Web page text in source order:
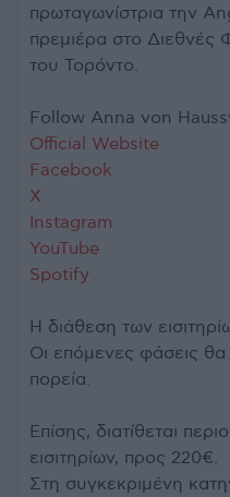
πρωταγωνίστρια την
πρεμιέρα στο Διεθνές
του Τορόντο.
Follow Anna von
Official Website
Facebook
X
Instagram
YouTube
Spotify
Η διάθεση των
Οι επόμενες φάσεις
πορεία.
Επίσης, διατίθεται
εισιτηρίων, προς 220€.
Στη συγκεκριμένη